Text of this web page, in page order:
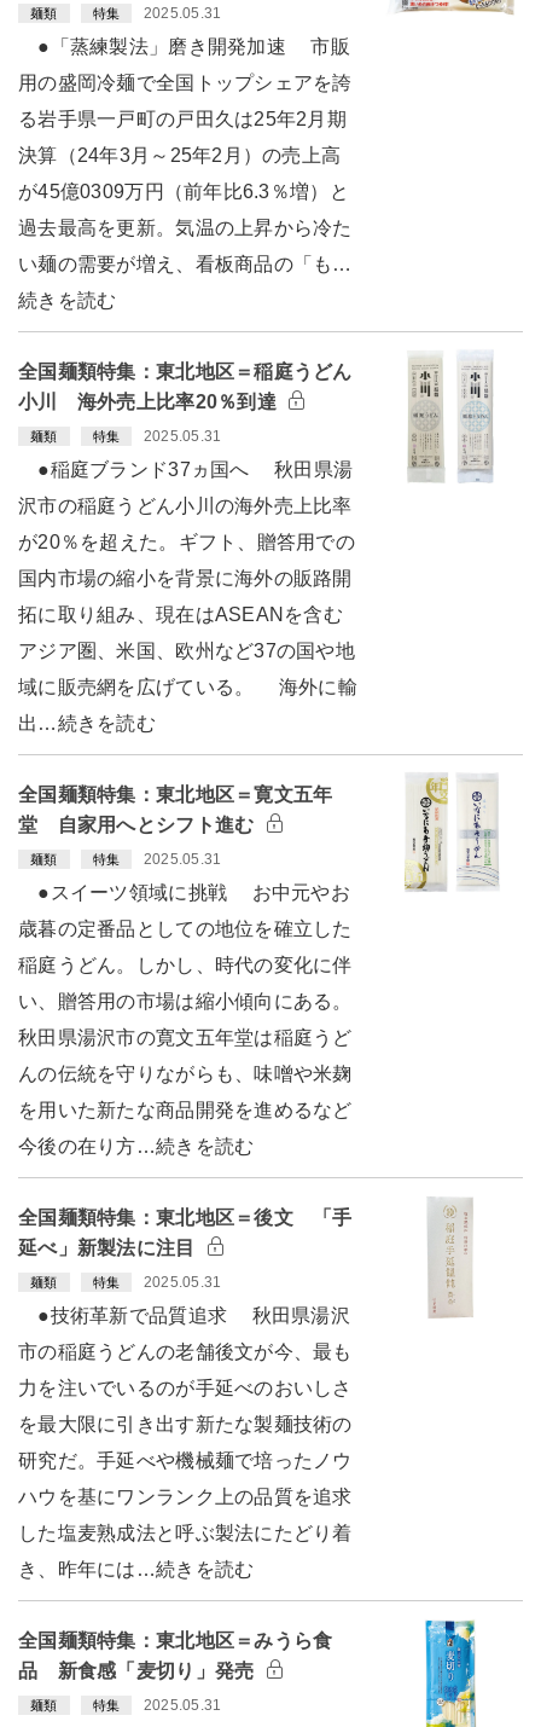
麺類 特集 2025.05.31
●「蒸練製法」磨き開発加速 市販
用の盛岡冷麺で全国トップシェアを誇
る岩手県一戸町の戸田久は25年2月期
決算（24年3月～25年2月）の売上高
が45億0309万円（前年比6.3％増）と
過去最高を更新。気温の上昇から冷た
い麺の需要が増え、看板商品の「も…
続きを読む
全国麺類特集：東北地区＝稲庭うどん
小川 海外売上比率20％到達
麺類 特集 2025.05.31
●稲庭ブランド37ヵ国へ 秋田県湯
沢市の稲庭うどん小川の海外売上比率
が20％を超えた。ギフト、贈答用での
国内市場の縮小を背景に海外の販路開
拓に取り組み、現在はASEANを含む
アジア圏、米国、欧州など37の国や地
域に販売網を広げている。 海外に輸
出…続きを読む
全国麺類特集：東北地区＝寛文五年
堂 自家用へとシフト進む
麺類 特集 2025.05.31
●スイーツ領域に挑戦 お中元やお
歳暮の定番品としての地位を確立した
稲庭うどん。しかし、時代の変化に伴
い、贈答用の市場は縮小傾向にある。
秋田県湯沢市の寛文五年堂は稲庭うど
んの伝統を守りながらも、味噌や米麹
を用いた新たな商品開発を進めるなど
今後の在り方…続きを読む
全国麺類特集：東北地区＝後文 「手
延べ」新製法に注目
麺類 特集 2025.05.31
●技術革新で品質追求 秋田県湯沢
市の稲庭うどんの老舗後文が今、最も
力を注いでいるのが手延べのおいしさ
を最大限に引き出す新たな製麺技術の
研究だ。手延べや機械麺で培ったノウ
ハウを基にワンランク上の品質を追求
した塩麦熟成法と呼ぶ製法にたどり着
き、昨年には…続きを読む
全国麺類特集：東北地区＝みうら食
品 新食感「麦切り」発売
麺類 特集 2025.05.31